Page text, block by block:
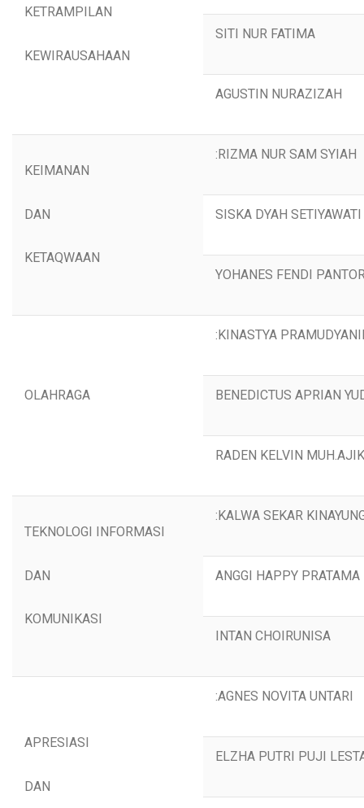
KETRAMPILAN
KEWIRAUSAHAAN
SITI NUR FATIMA
AGUSTIN NURAZIZAH
KEIMANAN
DAN
KETAQWAAN
:RIZMA NUR SAM SYIAH
SISKA DYAH SETIYAWATI
YOHANES FENDI
OLAHRAGA
:KINASTYA
BENEDICTUS APRIAN
RADEN KELVIN MUH.AJIK
TEKNOLOGI INFORMASI
DAN
KOMUNIKASI
:KALWA SEKAR
ANGGI HAPPY PRATAMA
INTAN CHOIRUNISA
APRESIASI
DAN
:AGNES NOVITA UNTARI
ELZHA PUTRI PUJI